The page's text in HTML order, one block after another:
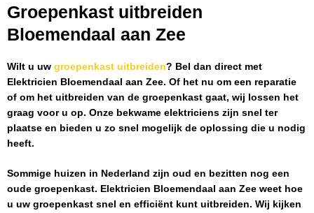
Groepenkast uitbreiden
Bloemendaal aan Zee
Wilt u uw groepenkast uitbreiden? Bel dan direct met
Elektricien Bloemendaal aan Zee. Of het nu om een reparatie
of om het uitbreiden van de groepenkast gaat, wij lossen het
graag voor u op. Onze bekwame elektriciens zijn snel ter
plaatse en bieden u zo snel mogelijk de oplossing die u nodig
heeft.
Sommige huizen in Nederland zijn oud en bezitten nog een
oude groepenkast. Elektricien Bloemendaal aan Zee weet hoe
u uw groepenkast snel en efficiënt kunt uitbreiden. Wij kijken